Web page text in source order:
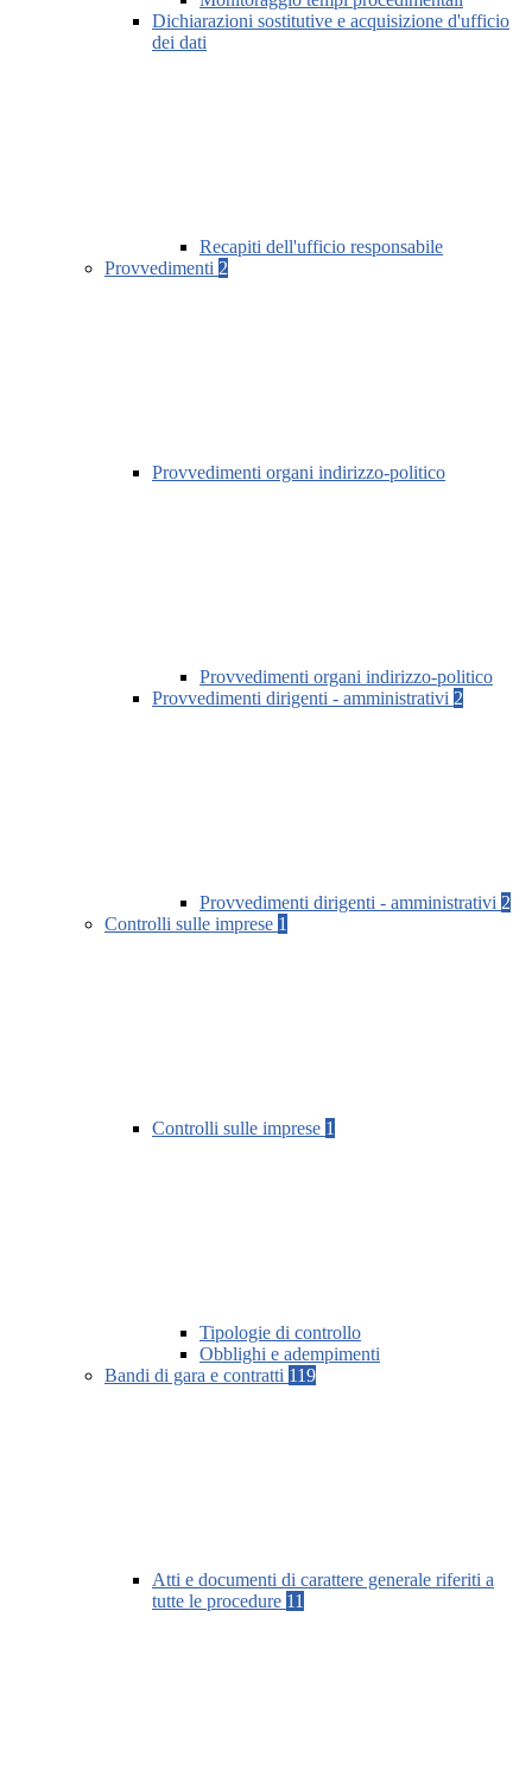
Dichiarazioni sostitutive e acquisizione d'ufficio
dei dati
Recapiti dell'ufficio responsabile
Provvedimenti 2
Provvedimenti organi indirizzo-politico
Provvedimenti organi indirizzo-politico
Provvedimenti dirigenti - amministrativi 2
Provvedimenti dirigenti - amministrativi 2
Controlli sulle imprese 1
Controlli sulle imprese 1
Tipologie di controllo
Obblighi e adempimenti
Bandi di gara e contratti 119
Atti e documenti di carattere generale riferiti a
tutte le procedure 11